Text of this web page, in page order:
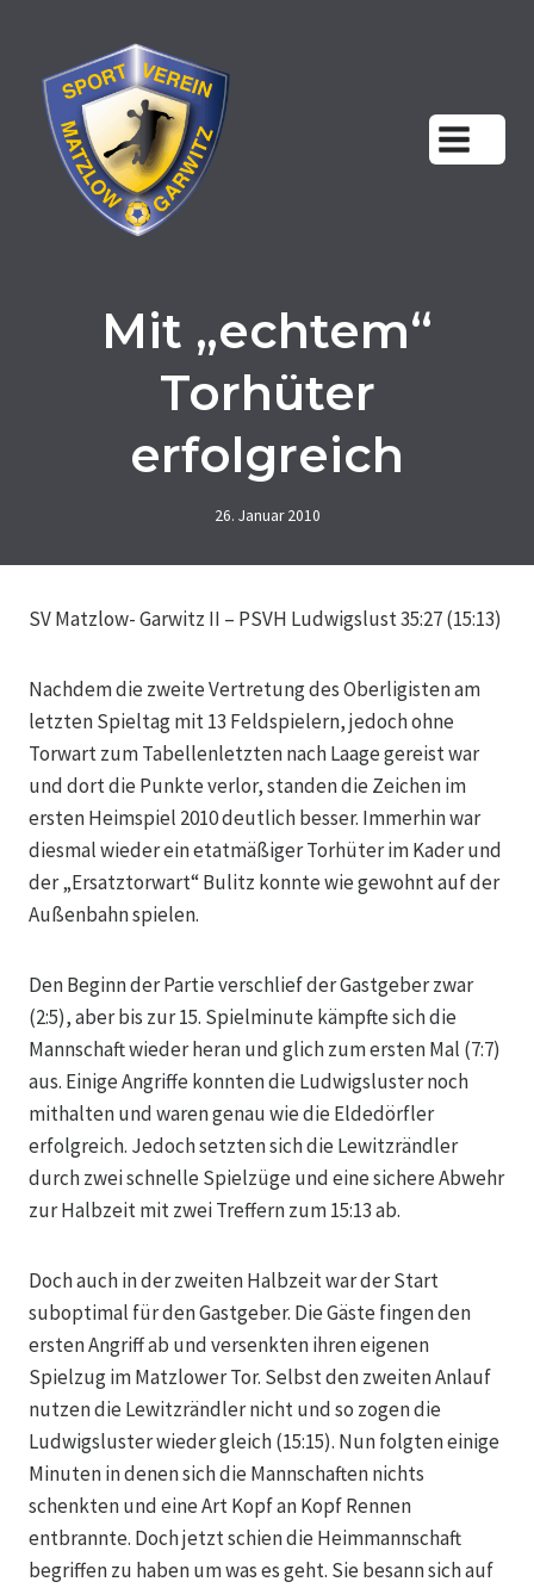
springen
Mit „echtem“
Torhüter
erfolgreich
26. Januar 2010
SV Matzlow- Garwitz II – PSVH Ludwigslust 35:27 (15:13)
Nachdem die zweite Vertretung des Oberligisten am
letzten Spieltag mit 13 Feldspielern, jedoch ohne
Torwart zum Tabellenletzten nach Laage gereist war
und dort die Punkte verlor, standen die Zeichen im
ersten Heimspiel 2010 deutlich besser. Immerhin war
diesmal wieder ein etatmäßiger Torhüter im Kader und
der „Ersatztorwart“ Bulitz konnte wie gewohnt auf der
Außenbahn spielen.
Den Beginn der Partie verschlief der Gastgeber zwar
(2:5), aber bis zur 15. Spielminute kämpfte sich die
Mannschaft wieder heran und glich zum ersten Mal (7:7)
aus. Einige Angriffe konnten die Ludwigsluster noch
mithalten und waren genau wie die Eldedörfler
erfolgreich. Jedoch setzten sich die Lewitzrändler
durch zwei schnelle Spielzüge und eine sichere Abwehr
zur Halbzeit mit zwei Treffern zum 15:13 ab.
Doch auch in der zweiten Halbzeit war der Start
suboptimal für den Gastgeber. Die Gäste fingen den
ersten Angriff ab und versenkten ihren eigenen
Spielzug im Matzlower Tor. Selbst den zweiten Anlauf
nutzen die Lewitzrändler nicht und so zogen die
Ludwigsluster wieder gleich (15:15). Nun folgten einige
Minuten in denen sich die Mannschaften nichts
schenkten und eine Art Kopf an Kopf Rennen
entbrannte. Doch jetzt schien die Heimmannschaft
begriffen zu haben um was es geht. Sie besann sich auf